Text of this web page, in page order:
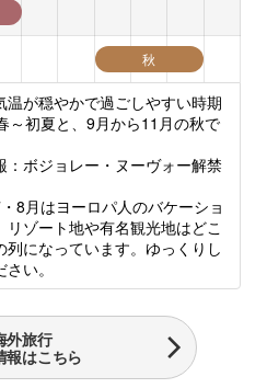
秋
温が穏やかで過ごしやすい時期
～初夏と、9月から11月の秋で
ボジョレー・ヌーヴォー解禁
8月はヨーロパ人のバケーショ
リゾート地や有名観光地はどこ
列になっています。ゆっくりし
い。
外旅行
報はこちら